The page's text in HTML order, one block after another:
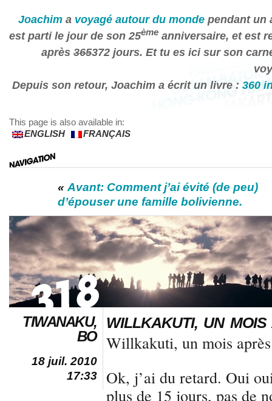
Joachim a voyagé autour du monde pendant un
est parti le jour de son 25ème anniversaire, et est
après 365372 jours. Et tu es ici sur son
Depuis son retour, Joachim a écrit un livre : 360
This page is also available in:
ENGLISH
FRANÇAIS
« Avant: Comment j’ai évité (de peu)
d’épouser une famille bolivienne.
TIWANAKU,
BO
18 juil. 2010
17:33
WILLKAKUTI, UN MOIS
Willkakuti, un mois
Ok, j’ai du retard. Oui
plus de 15 jours, pas de